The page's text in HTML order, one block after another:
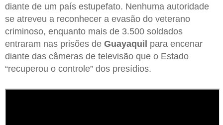
diante de um país estupefato. Nenhuma autoridade
se atreveu a reconhecer a evasão do veterano
criminoso, enquanto mais de 3.500 soldados
entraram nas prisões de Guayaquil para encenar
diante das câmeras de televisão que o Estado
“recuperou o controle” dos presídios.